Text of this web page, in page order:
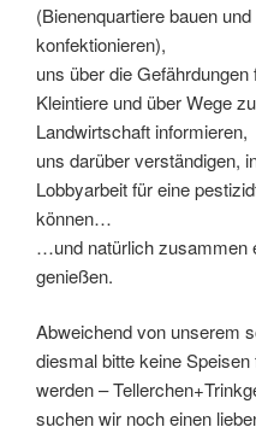
(Bienenquartiere bauen
konfektionieren),
uns über die
Kleintiere und über Wege
Landwirtschaft informieren,
uns darüber verständigen,
Lobbyarbeit für eine
können…
…und natürlich zusammen
genießen.
Abweichend von unserem
diesmal bitte keine
werden –
suchen wir noch einen